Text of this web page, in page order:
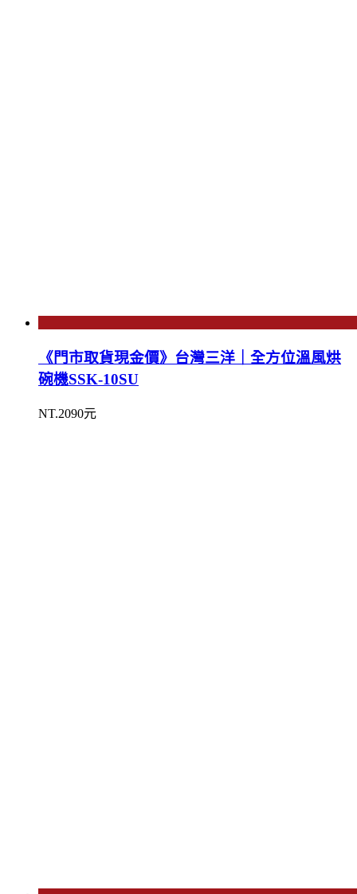
《門市取貨現金價》台灣三洋｜全方位溫風烘
碗機SSK-10SU
NT.2090元